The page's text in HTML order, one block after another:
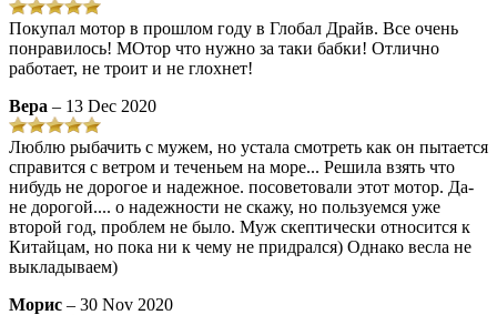
Покупал мотор в прошлом году в Глобал Драйв. Все очень
понравилось! МОтор что нужно за таки бабки! Отлично
работает, не троит и не глохнет!
Вера – 13 Dec 2020
Люблю рыбачить с мужем, но устала смотреть как он пытается
справится с ветром и теченьем на море... Решила взять что
нибудь не дорогое и надежное. посоветовали этот мотор. Да-
не дорогой.... о надежности не скажу, но пользуемся уже
второй год, проблем не было. Муж скептически относится к
Китайцам, но пока ни к чему не придрался) Однако весла не
выкладываем)
Морис – 30 Nov 2020